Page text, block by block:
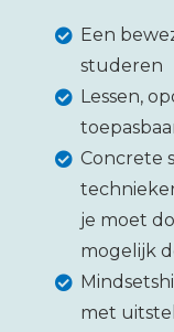
Een
studeren
Lessen,
Concrete
je moet
mogelijk
met